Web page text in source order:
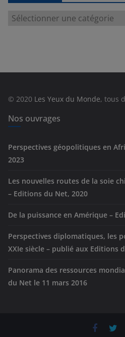
e
s
© 2020 Les Yeux du Monde, tous
Nos ouvrages
Perspectives géopolitiques en
2023
Les nouvelles routes de la soie
– Editions du Net, 2020
De la puissance en Amérique –
Perspectives diplomatiques, les
XXIe siècle – publié aux Editions
Panorama des ressources
du Net le 11 mars 2016